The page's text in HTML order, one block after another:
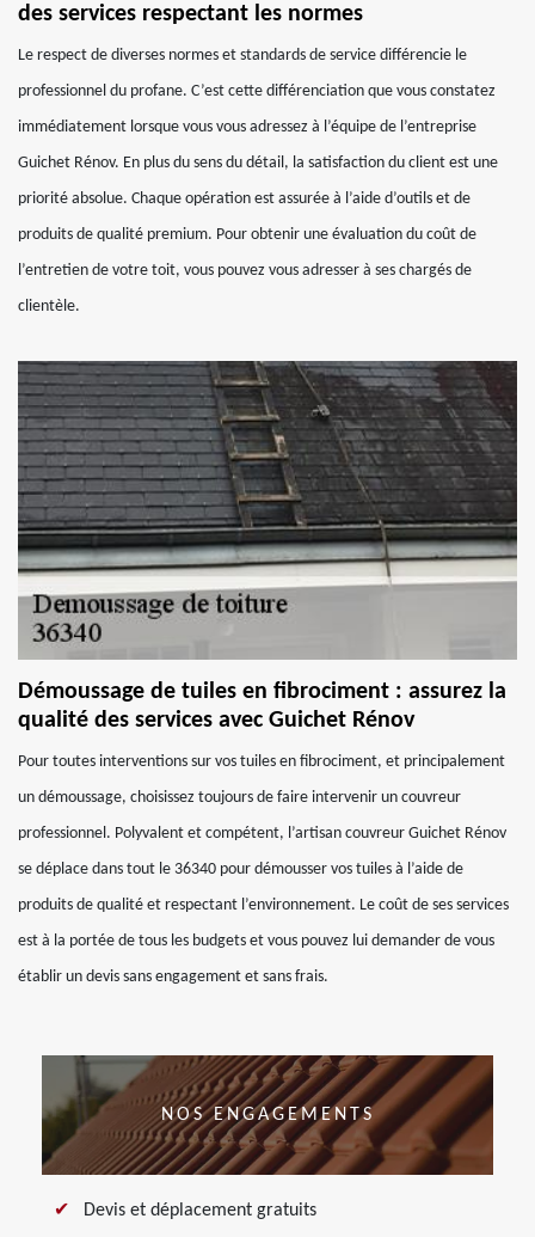
des services respectant les normes
Le respect de diverses normes et standards de service différencie le
professionnel du profane. C’est cette différenciation que vous constatez
immédiatement lorsque vous vous adressez à l’équipe de l’entreprise
Guichet Rénov. En plus du sens du détail, la satisfaction du client est une
priorité absolue. Chaque opération est assurée à l’aide d’outils et de
produits de qualité premium. Pour obtenir une évaluation du coût de
l’entretien de votre toit, vous pouvez vous adresser à ses chargés de
clientèle.
Démoussage de tuiles en fibrociment : assurez la
qualité des services avec Guichet Rénov
Pour toutes interventions sur vos tuiles en fibrociment, et principalement
un démoussage, choisissez toujours de faire intervenir un couvreur
professionnel. Polyvalent et compétent, l’artisan couvreur Guichet Rénov
se déplace dans tout le 36340 pour démousser vos tuiles à l’aide de
produits de qualité et respectant l’environnement. Le coût de ses services
est à la portée de tous les budgets et vous pouvez lui demander de vous
établir un devis sans engagement et sans frais.
NOS ENGAGEMENTS
Devis et déplacement gratuits